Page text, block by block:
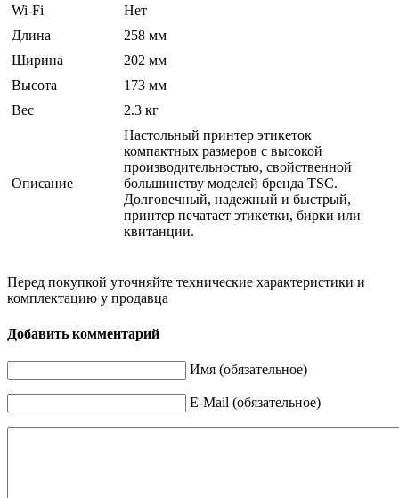
Wi-Fi
Нет
Длина
258 мм
Ширина
202 мм
Высота
173 мм
Вес
2.3 кг
Описание
Настольный принтер этикеток
компактных размеров с высокой
производительностью, свойственной
большинству моделей бренда TSC.
Долговечный, надежный и быстрый,
принтер печатает этикетки, бирки или
квитанции.
Перед покупкой уточняйте технические характеристики и
комплектацию у продавца
Добавить комментарий
Имя (обязательное)
E-Mail (обязательное)